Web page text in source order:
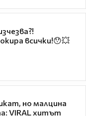
всички!😯💥
но малцина
VIRAL хитът